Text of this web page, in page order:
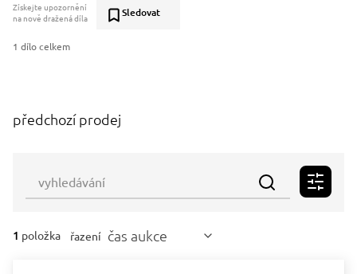
Získejte upozornění
na nově dražená díla
Sledovat
1 dílo celkem
předchozí prodej
1 položka řazení čas aukce